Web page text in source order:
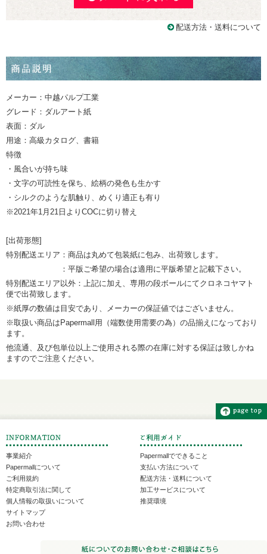
配送方法・送料について
メーカー：中越パルプ工業
グレード：ダルアート紙
表面：ダル
用途：高級カタログ、書籍
特徴
・風合いが持ち味
・文字の可読性を保ち、絵柄の発色も生かす
・シルクのような肌触り、めくり適正も有り
※2021年1月21日よりCOCに切り替え
[出荷形態]
特別配送エリア：商品は丸めて包装紙に包み、出荷致します。
：平版ご希望の場合は適用に平版希望と記載下さい。
特別配送エリア以外：上記に加え、専用の段ボールにてクロネコヤマト
便で出荷致します。
※紙厚の数値は目安であり、メーカーの保証値ではございません。
※取扱い商品はPapermall用（端数使用需要の為）の品揃えになっており
ます。
他流通、及び包単位以上ご使用される際の在庫に対する保証は致しかね
ますのでご注意ください。
事業紹介
Papermallについて
ご利用規約
特定商取引法に関して
個人情報の取扱いについて
サイトマップ
お問い合わせ
Papermallでできること
支払い方法について
配送方法・送料について
加工サービスについて
推奨環境